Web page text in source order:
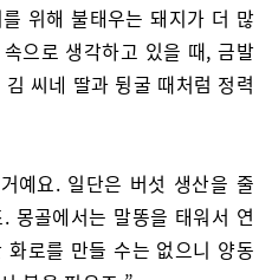
위해 불태우는 돼지가 더 많
으로 생각하고 있을 때, 금발
씨네 딸과 뒹굴 때처럼 정력
예요. 일단은 버섯 생산을 줄
몽골에서는 말똥을 태워서 연
로를 만들 수는 없으니 양동